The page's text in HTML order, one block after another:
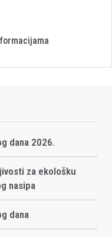
dana 2026.
za ekološku
nasipa
dana